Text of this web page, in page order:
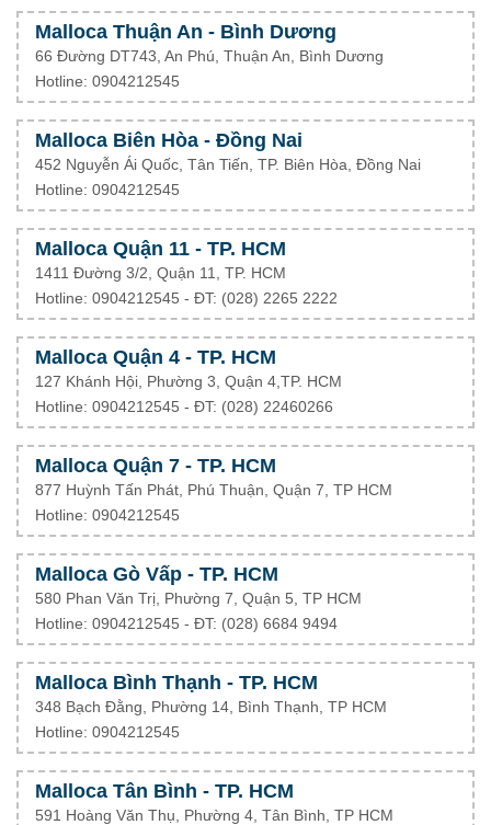
Malloca Thuận An - Bình Dương
66 Đường DT743, An Phú, Thuận An, Bình Dương
Hotline: 0904212545
Malloca Biên Hòa - Đồng Nai
452 Nguyễn Ái Quốc, Tân Tiến, TP. Biên Hòa, Đồng Nai
Hotline: 0904212545
Malloca Quận 11 - TP. HCM
1411 Đường 3/2, Quận 11, TP. HCM
Hotline: 0904212545 - ĐT: (028) 2265 2222
Malloca Quận 4 - TP. HCM
127 Khánh Hội, Phường 3, Quận 4,TP. HCM
Hotline: 0904212545 - ĐT: (028) 22460266
Malloca Quận 7 - TP. HCM
877 Huỳnh Tấn Phát, Phú Thuận, Quận 7, TP HCM
Hotline: 0904212545
Malloca Gò Vấp - TP. HCM
580 Phan Văn Trị, Phường 7, Quận 5, TP HCM
Hotline: 0904212545 - ĐT: (028) 6684 9494
Malloca Bình Thạnh - TP. HCM
348 Bạch Đằng, Phường 14, Bình Thạnh, TP HCM
Hotline: 0904212545
Malloca Tân Bình - TP. HCM
591 Hoàng Văn Thụ, Phường 4, Tân Bình, TP HCM